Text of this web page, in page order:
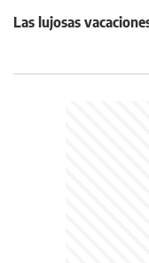
Las lujosas